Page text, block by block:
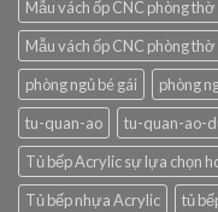
Mẫu vách ốp CNC phòng
Mẫu vách ốp CNC phòng
phòng ngủ bé gái
phòng
tu-quan-ao
tu-quan-ao-
Tủ bếp Acrylic sự lựa chọn
Tủ bếp nhựa Acrylic
tủ